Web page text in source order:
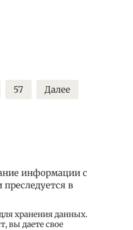
57 Далее
информации с
преследуется в
хранения данных.
вы даете свое